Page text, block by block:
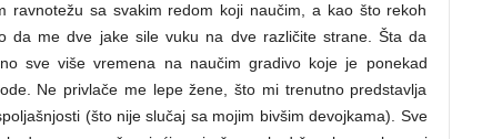
ravnotežu sa svakim redom koji naučim, a kao što rekoh
da me dve jake sile vuku na dve različite strane. Šta da
sve više vremena na naučim gradivo koje je ponekad
Ne privlače me lepe žene, što mi trenutno predstavlja
(što nije slučaj sa mojim bivšim devojkama). Sve